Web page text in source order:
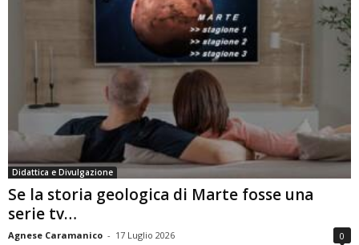
Didattica e Divulgazione
Se la storia geologica di Marte fosse una
serie tv…
Agnese Caramanico - 17 Luglio 2026 0